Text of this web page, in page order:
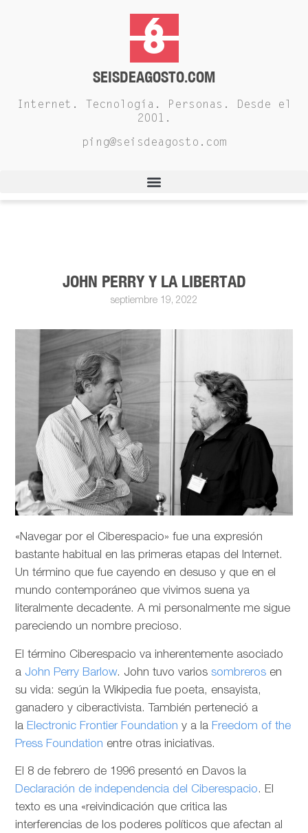
SEISDEAGOSTO.COM
Internet. Tecnología. Personas. Desde el
2001.
ping@seisdeagosto.com
JOHN PERRY Y LA LIBERTAD
septiembre 19, 2022
«Navegar por el Ciberespacio» fue una expresión
bastante habitual en las primeras etapas del Internet.
Un término que fue cayendo en desuso y que en el
mundo contemporáneo que vivimos suena ya
literalmente decadente. A mi personalmente me sigue
pareciendo un nombre precioso.
El término Ciberespacio va inherentemente asociado
a John Perry Barlow. John tuvo variossombreros en
su vida: según la Wikipedia fue poeta, ensayista,
ganadero y ciberactivista. También perteneció a
la Electronic Frontier Foundation y a la Freedom of the
Press Foundation entre otras iniciativas.
El 8 de febrero de 1996 presentó en Davos la
Declaración de independencia del Ciberespacio. El
texto es una «reivindicación que critica las
interferencias de los poderes políticos que afectan al